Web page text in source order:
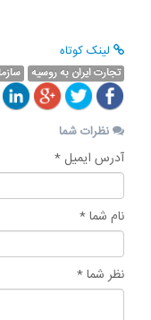
لینک کوتاه
تجارت ایران به روسیه
نظرات شما
آدرس ایمیل *
نام شما *
نظر شما *